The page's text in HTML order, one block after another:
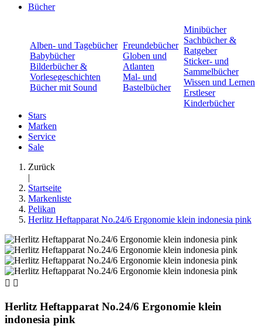
Bücher
Alben- und Tagebücher
Babybücher
Bilderbücher &
Vorlesegeschichten
Bücher mit Sound
Freundebücher
Globen und
Atlanten
Mal- und
Bastelbücher
Minibücher
Sachbücher &
Ratgeber
Sticker- und
Sammelbücher
Wissen und Lernen
Erstleser
Kinderbücher
Stars
Marken
Service
Sale
Zurück
|
Startseite
Markenliste
Pelikan
Herlitz Heftapparat No.24/6 Ergonomie klein indonesia pink
 
Herlitz Heftapparat No.24/6 Ergonomie klein
indonesia pink